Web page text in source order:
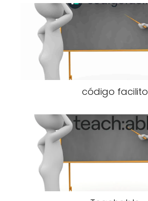
código facilito